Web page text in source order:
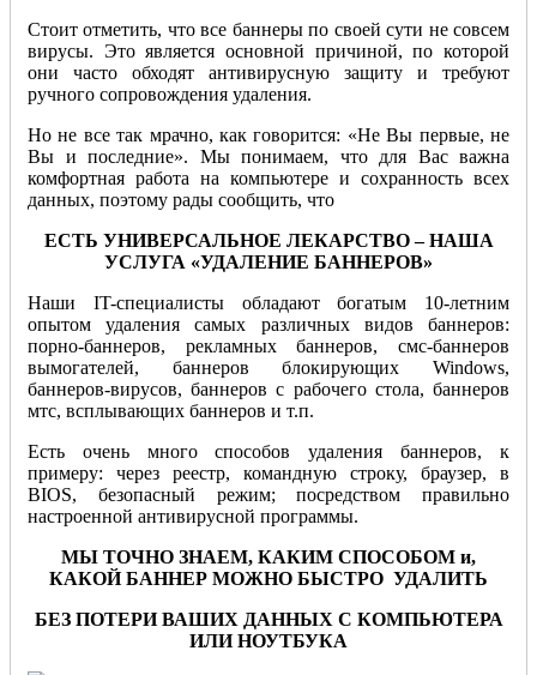
Стоит отметить, что все баннеры по своей сути не совсем
вирусы. Это является основной причиной, по которой
они часто обходят антивирусную защиту и требуют
ручного сопровождения удаления.
Но не все так мрачно, как говорится: «Не Вы первые, не
Вы и последние». Мы понимаем, что для Вас важна
комфортная работа на компьютере и сохранность всех
данных, поэтому рады сообщить, что
ЕСТЬ УНИВЕРСАЛЬНОЕ ЛЕКАРСТВО – НАША
УСЛУГА «УДАЛЕНИЕ БАННЕРОВ»
Наши IT-специалисты обладают богатым 10-летним
опытом удаления самых различных видов баннеров:
порно-баннеров, рекламных баннеров, смс-баннеров
вымогателей, баннеров блокирующих Windows,
баннеров-вирусов, баннеров с рабочего стола, баннеров
мтс, всплывающих баннеров и т.п.
Есть очень много способов удаления баннеров, к
примеру: через реестр, командную строку, браузер, в
BIOS, безопасный режим; посредством правильно
настроенной антивирусной программы.
МЫ ТОЧНО ЗНАЕМ, КАКИМ СПОСОБОМ и,
КАКОЙ БАННЕР МОЖНО БЫСТРО УДАЛИТЬ
БЕЗ ПОТЕРИ ВАШИХ ДАННЫХ С КОМПЬЮТЕРА
ИЛИ НОУТБУКА